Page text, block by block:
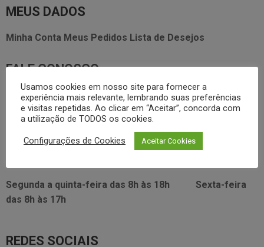
MEUS DADOS
Minha Conta Meus Pedidos Lista de Desejos
FALE CONOSCO
3338.2628
foodservice@dayhome.com.br
Atendimento Whatsapp
VISITE NOSSO SHOWRROM:
Segunda a quinta-feira das 8h às 18h
Sexta-feira
das 8h às 17h
REDES SOCIAIS
Usamos cookies em nosso site para fornecer a
experiência mais relevante, lembrando suas preferências
e visitas repetidas. Ao clicar em “Aceitar”, concorda com
a utilização de TODOS os cookies.
Configurações de Cookies Aceitar Cookies